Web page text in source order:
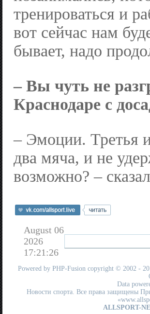
тренироваться и
вот сейчас нам
бывает, надо
– Вы чуть не
Краснодаре с
– Эмоции. Третья
два мяча, и не
возможно? –
August 06
2026
17:21:26
Powered by PHP-Fusion copyright © 2002 -
Data
Новости спорта. Все права защищены
ALLSPORT-